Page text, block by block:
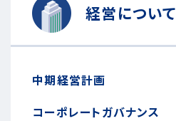
経営について
中期経営計画
コーポレートガバナンス